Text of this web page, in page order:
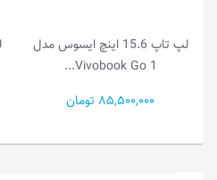
مدل
لپ تاپ 14.0 اینچ ایسوس مدل
Vivobook Go 1...
49,000,000 تومان